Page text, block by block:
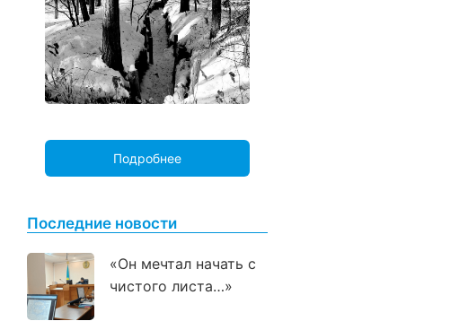
Подробнее
Последние новости
«Он мечтал начать с
чистого листа…»